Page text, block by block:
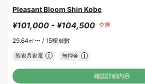
Pleasant Bloom Shin Kobe
¥101,000 - ¥104,500 空房
29.64㎡〜 / 15樓層數
附家具家電 無押金
確認詳細內容